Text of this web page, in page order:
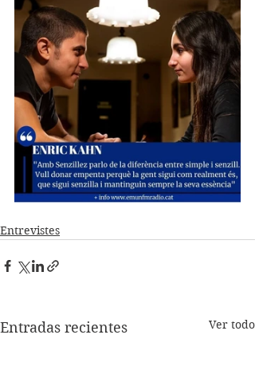
Entrevistes
Entradas recientes Ver todo